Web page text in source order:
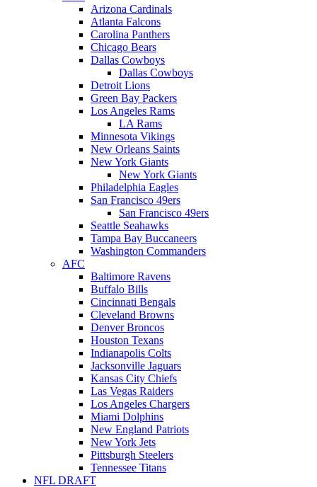
Arizona Cardinals
Atlanta Falcons
Carolina Panthers
Chicago Bears
Dallas Cowboys
Dallas Cowboys
Detroit Lions
Green Bay Packers
Los Angeles Rams
LA Rams
Minnesota Vikings
New Orleans Saints
New York Giants
New York Giants
Philadelphia Eagles
San Francisco 49ers
San Francisco 49ers
Seattle Seahawks
Tampa Bay Buccaneers
Washington Commanders
AFC
Baltimore Ravens
Buffalo Bills
Cincinnati Bengals
Cleveland Browns
Denver Broncos
Houston Texans
Indianapolis Colts
Jacksonville Jaguars
Kansas City Chiefs
Las Vegas Raiders
Los Angeles Chargers
Miami Dolphins
New England Patriots
New York Jets
Pittsburgh Steelers
Tennessee Titans
NFL DRAFT